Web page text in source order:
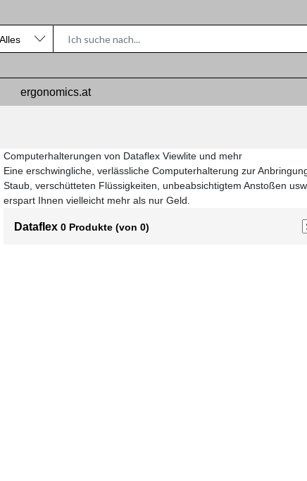
ergonomics.at
Computerhalterungen von Dataflex Viewlite und mehr
Eine erschwingliche, verlässliche Computerhalterung zur
Staub, verschütteten Flüssigkeiten, unbeabsichtigtem Anstoßen
erspart Ihnen vielleicht mehr als nur Geld.
Dataflex 0 Produkte (von 0)